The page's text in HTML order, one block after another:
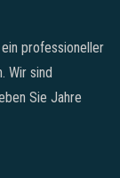
professioneller
Wir sind
Sie Jahre